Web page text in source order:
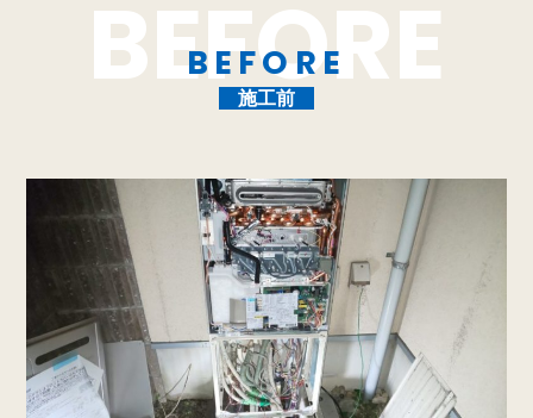
BEFORE
施工前